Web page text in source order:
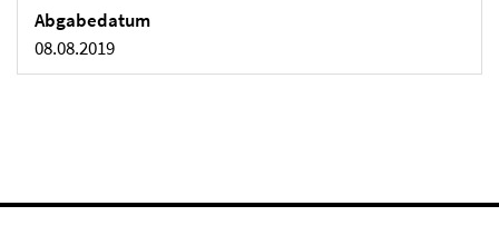
Abgabedatum
08.08.2019